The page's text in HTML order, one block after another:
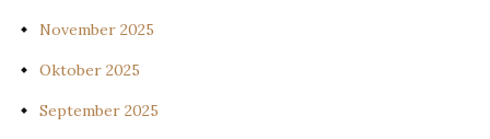
November 2025
Oktober 2025
September 2025